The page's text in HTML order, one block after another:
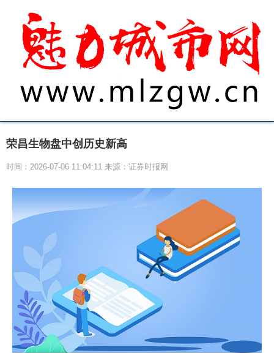
荣昌生物盘中创历史新高
时间：2026-07-06 11:04:11 来源：证券时报网